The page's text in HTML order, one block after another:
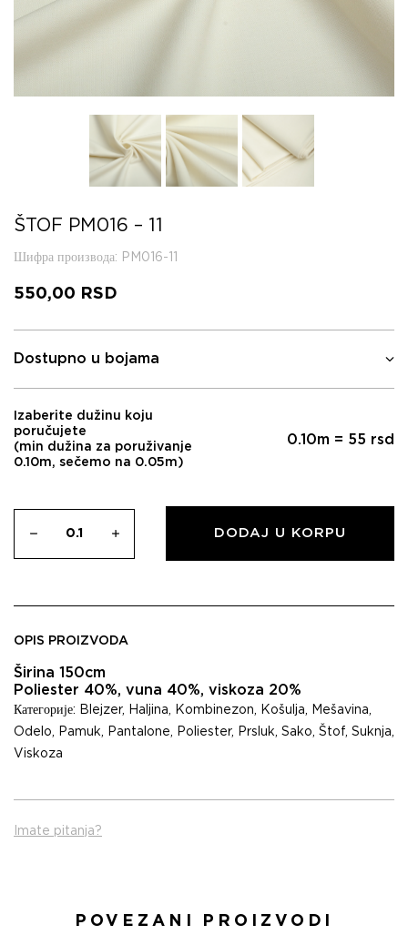
ŠTOF PM016 – 11
Шифра производа: PM016-11
550,00 RSD
Dostupno u bojama
Izaberite dužinu koju
poručujete
(min dužina za poruživanje
0.10m, sečemo na 0.05m)
0.10m = 55 rsd
DODAJ U KORPU
OPIS PROIZVODA
Širina 150cm
Poliester 40%, vuna 40%, viskoza 20%
Категорије: Blejzer, Haljina, Kombinezon, Košulja, Mešavina,
Odelo, Pamuk, Pantalone, Poliester, Prsluk, Sako, Štof, Suknja,
Viskoza
Imate pitanja?
POVEZANI PROIZVODI